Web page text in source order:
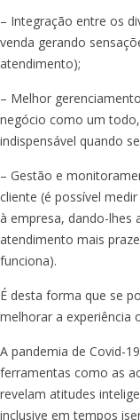
– Integração entre os
venda gerando
atendimento);
– Melhor
negócio como um
indispensável quando
– Gestão e
cliente (é possível
à empresa, dando-lhes
atendimento mais
funciona).
É desta forma que se
melhorar a experiência
A pandemia de Covid-
ferramentas como as
revelam atitudes
inclusive em tempos